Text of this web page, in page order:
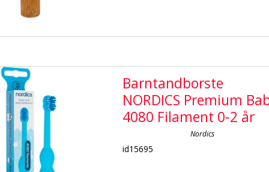
Barntandborste
NORDICS Premium
4080 Filament 0-2 år
Nordics
id15695